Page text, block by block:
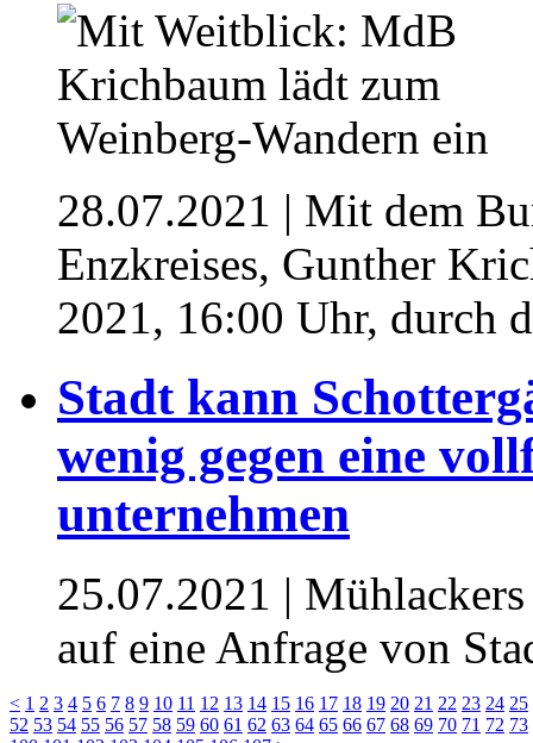
28.07.2021 | Mit dem
Enzkreises, Gunther
2021, 16:00 Uhr, durch
Stadt kann
wenig gegen eine
unternehmen
25.07.2021 |
auf eine Anfrage von
< 1 2 3 4 5 6 7 8 9 10 11 12 13 14 15 16 17 18 19 20 21 22 23 24 25
52 53 54 55 56 57 58 59 60 61 62 63 64 65 66 67 68 69 70 71 72 73